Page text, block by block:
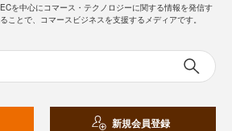
ECを中心にコマース・テクノロジーに関する情報を発信す
ることで、コマースビジネスを支援するメディアです。
新規会員登録